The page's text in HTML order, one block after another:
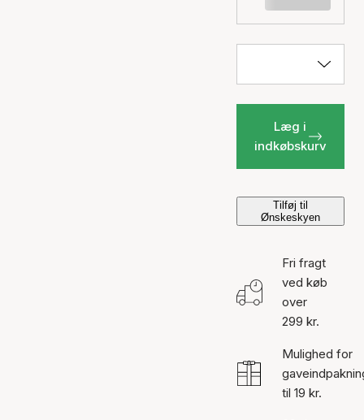
Læg i
indkøbskurv
Tilføj til
Ønskeskyen
Fri fragt
ved køb
over
299 kr.
Mulighed for
til 19 kr.